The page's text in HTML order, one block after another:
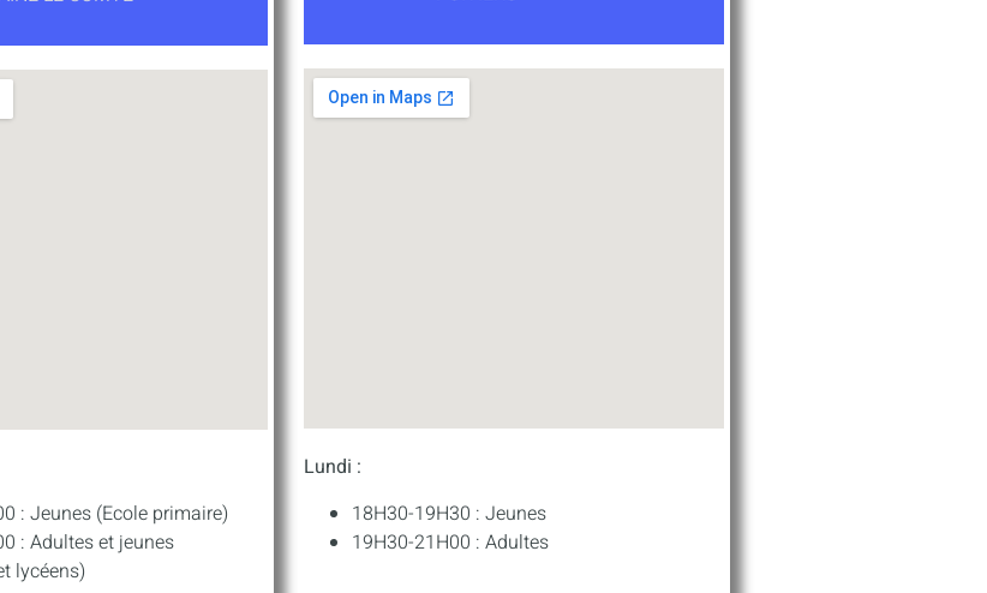
: Jeunes (Ecole primaire)
: Adultes et jeunes
lycéens)
Lundi :
18H30-19H30 : Jeunes
19H30-21H00 : Adultes